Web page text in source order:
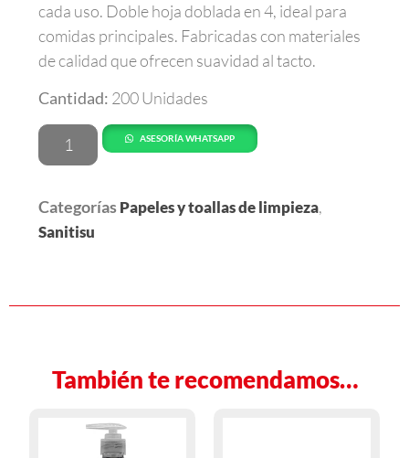
cada uso. Doble hoja doblada en 4, ideal para
comidas principales. Fabricadas con materiales
de calidad que ofrecen suavidad al tacto.
Cantidad: 200 Unidades
ASESORÍA WHATSAPP
CategoríasPapeles y toallas de limpieza,
Sanitisu
También te recomendamos…